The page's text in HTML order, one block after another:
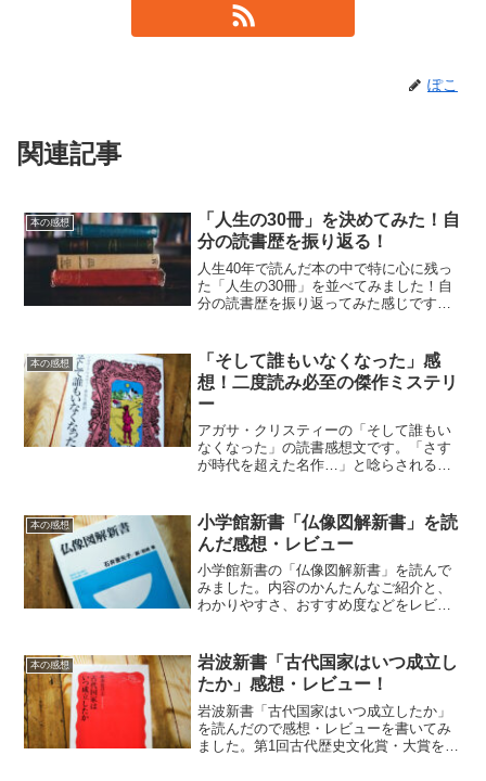
ぽこ
関連記事
本の感想
「人生の30冊」を決めてみた！自
分の読書歴を振り返る！
人生40年で読んだ本の中で特に心に残っ
た「人生の30冊」を並べてみました！自
分の読書歴を振り返ってみた感じです
本の感想
「そして誰もいなくなった」感
想！二度読み必至の傑作ミステリ
ー
アガサ・クリスティーの「そして誰もい
なくなった」の読書感想文です。「さす
が時代を超えた名作…」と唸らされる傑
本の感想
小学館新書「仏像図解新書」を読
んだ感想・レビュー
小学館新書の「仏像図解新書」を読んで
みました。内容のかんたんなご紹介と、
わかりやすさ、おすすめ度などをレビュ
本の感想
岩波新書「古代国家はいつ成立し
たか」感想・レビュー！
岩波新書「古代国家はいつ成立したか」
を読んだので感想・レビューを書いてみ
ました。第1回古代歴史文化賞・大賞を受